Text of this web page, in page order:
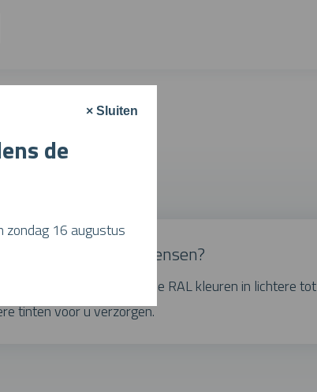
u specifieke kleurwensen?
een meerprijs kunnen wij de RAL kleuren in lichtere tot
tinten voor u verzorgen.
× Sluiten
de
zondag 16 augustus